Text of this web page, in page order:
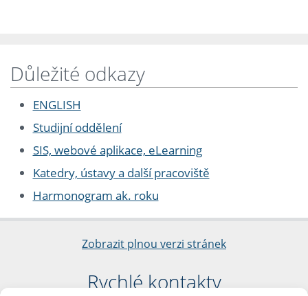
Důležité odkazy
ENGLISH
Studijní oddělení
SIS, webové aplikace, eLearning
Katedry, ústavy a další pracoviště
Harmonogram ak. roku
Zobrazit plnou verzi stránek
Rychlé kontakty